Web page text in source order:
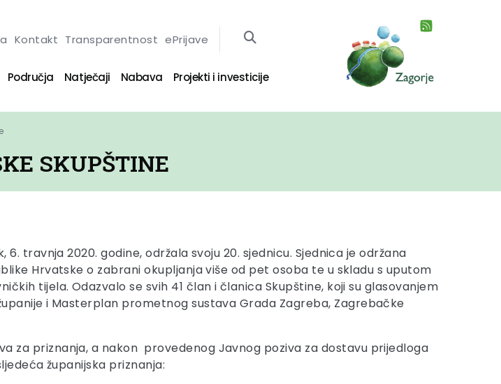
Kontakt Transparentnost ePrijave
Područja Natječaji Nabava Projekti i investicije
SKUPŠTINE
travnja 2020. godine, održala svoju 20. sjednicu. Sjednica je održana
Hrvatske o zabrani okupljanja više od pet osoba te u skladu s uputom
tijela. Odazvalo se svih 41 član i članica Skupštine, koji su glasovanjem
i Masterplan prometnog sustava Grada Zagreba, Zagrebačke
za priznanja, a nakon provedenog Javnog poziva za dostavu prijedloga
županijska priznanja: